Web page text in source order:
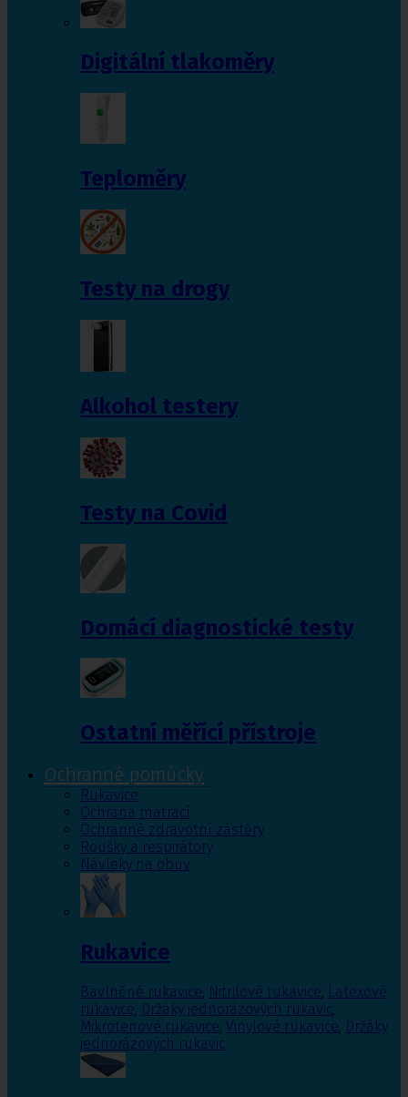
Digitální tlakoměry
Teploměry
Testy na drogy
Alkohol testery
Testy na Covid
Domácí diagnostické testy
Ostatní měřící přístroje
Ochranné pomůcky
Rukavice
Ochrana matrací
Ochranné zdravotní zástěry
Roušky a respirátory
Návleky na obuv
Rukavice
Bavlněné rukavice, Nitrilové rukavice, Latexové
rukavice, Držáky jednorázových rukavic,
Mikrotenové rukavice, Vinylové rukavice, Držáky
jednorázových rukavic